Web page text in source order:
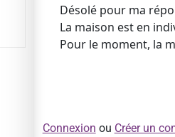
Désolé pour ma
La maison est en
Pour le moment, la
Connexion ou Créer un